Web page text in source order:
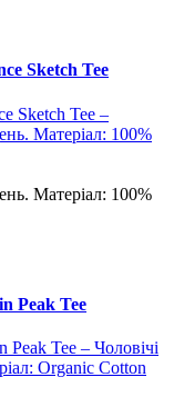
Sketch Tee
Матеріал: 100%
Peak Tee